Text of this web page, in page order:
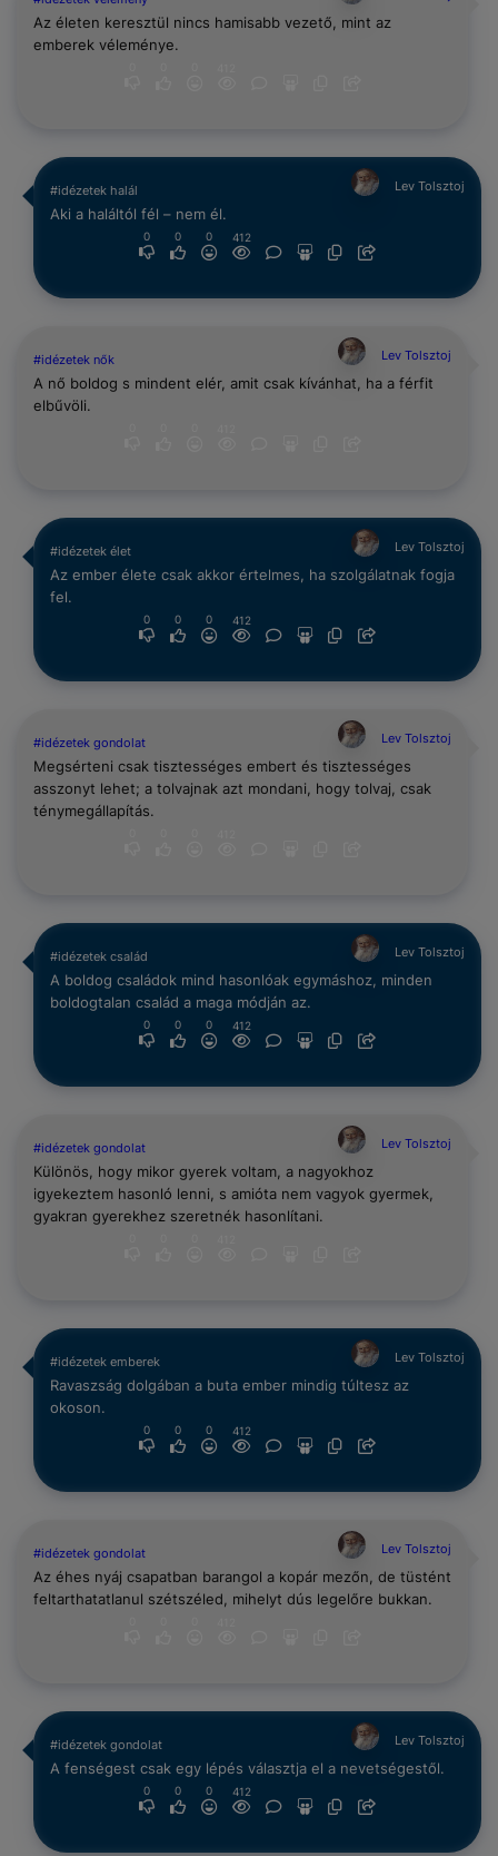
Az életen keresztül nincs hamisabb vezető, mint az
emberek véleménye.
#idézetek halál Lev Tolsztoj
Aki a haláltól fél – nem él.
0 0 0 412
#idézetek nők Lev Tolsztoj
A nő boldog s mindent elér, amit csak kívánhat, ha a férfit
elbűvöli.
#idézetek élet Lev Tolsztoj
Az ember élete csak akkor értelmes, ha szolgálatnak fogja
fel.
0 0 0 412
#idézetek gondolat Lev Tolsztoj
Megsérteni csak tisztességes embert és tisztességes
asszonyt lehet; a tolvajnak azt mondani, hogy tolvaj, csak
ténymegállapítás.
#idézetek család Lev Tolsztoj
A boldog családok mind hasonlóak egymáshoz, minden
boldogtalan család a maga módján az.
0 0 0 412
#idézetek gondolat Lev Tolsztoj
Különös, hogy mikor gyerek voltam, a nagyokhoz
igyekeztem hasonló lenni, s amióta nem vagyok gyermek,
gyakran gyerekhez szeretnék hasonlítani.
#idézetek emberek Lev Tolsztoj
Ravaszság dolgában a buta ember mindig túltesz az
okoson.
0 0 0 412
#idézetek gondolat Lev Tolsztoj
Az éhes nyáj csapatban barangol a kopár mezőn, de tüstént
feltarthatatlanul szétszéled, mihelyt dús legelőre bukkan.
#idézetek gondolat Lev Tolsztoj
A fenségest csak egy lépés választja el a nevetségestől.
0 0 0 412